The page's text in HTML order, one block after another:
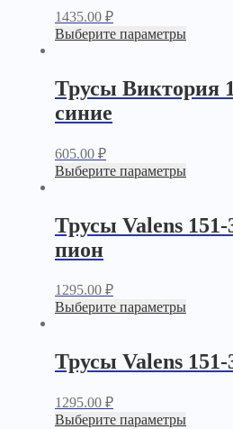
1435.00 ₽
Выберите параметры
Трусы Виктория
синие
605.00 ₽
Выберите параметры
Трусы Valens
пион
1295.00 ₽
Выберите параметры
Трусы Valens
1295.00 ₽
Выберите параметры